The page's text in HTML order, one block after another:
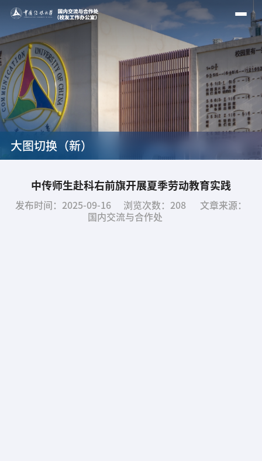
大图切换（新）
中传师生赴科右前旗开展夏季劳动教育实践
发布时间：2025-09-16 浏览次数： 208
文章来源：
国内交流与合作处